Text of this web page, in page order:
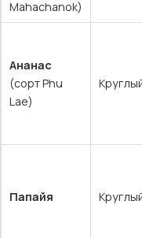
Mahachanok)
Ананас
(сорт Phu
Lae)
Папайя